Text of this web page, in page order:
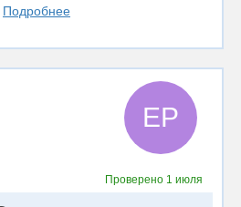
Подробнее
ЕР
Проверено 1 июля